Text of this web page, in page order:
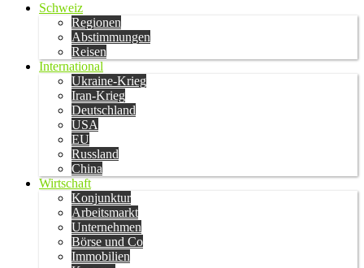
Schweiz
Regionen
Abstimmungen
Reisen
International
Ukraine-Krieg
Iran-Krieg
Deutschland
USA
EU
Russland
China
Wirtschaft
Konjunktur
Arbeitsmarkt
Unternehmen
Börse und Co
Immobilien